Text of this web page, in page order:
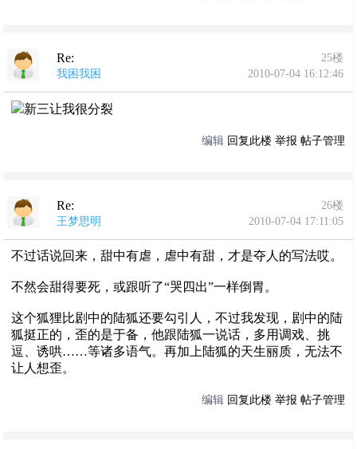
Re:
25楼
我困我困
2010-07-04 16:12:46
新三让我很分裂
编辑 回复此楼 举报 帖子管理
Re:
26楼
王梦思明
2010-07-04 17:11:05
不过话说回来，甜中有虐，虐中有甜，才是夺人的写法哎。
不然会甜得要死，或跟听了“哭四出”一样倒胃。
这个狐狸比剧中的陆狐还要勾引人，不过我发现，剧中的陆
狐挺正的，歪的是于备，他跟陆狐一说话，多用调戏、挑
逗、诱哄……等诸多语气。再加上陆狐的天生丽质，无法不
让人想歪。
编辑 回复此楼 举报 帖子管理